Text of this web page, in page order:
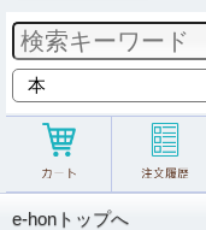
e-honトップへ